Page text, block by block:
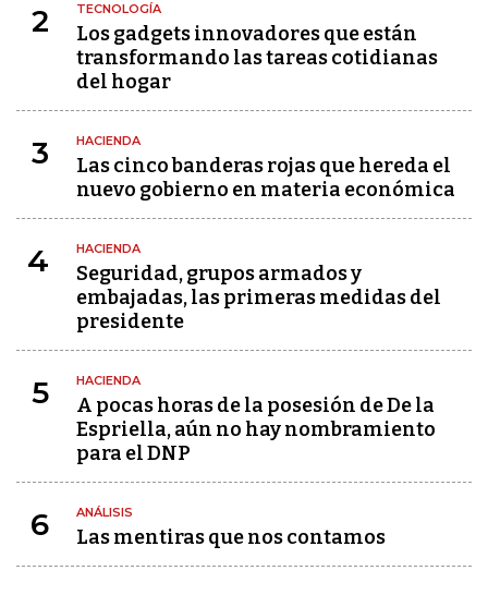
2 TECNOLOGÍA
Los gadgets innovadores que están
transformando las tareas cotidianas
del hogar
3 HACIENDA
Las cinco banderas rojas que hereda el
nuevo gobierno en materia económica
4 HACIENDA
Seguridad, grupos armados y
embajadas, las primeras medidas del
presidente
5 HACIENDA
A pocas horas de la posesión de De la
Espriella, aún no hay nombramiento
para el DNP
6 ANÁLISIS
Las mentiras que nos contamos